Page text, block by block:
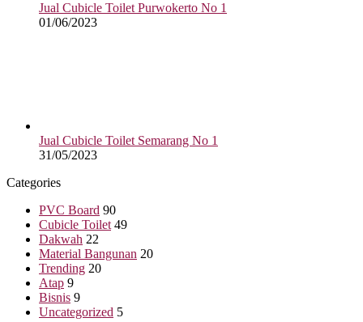
Jual Cubicle Toilet Purwokerto No 1
01/06/2023
Jual Cubicle Toilet Semarang No 1
31/05/2023
Categories
PVC Board 90
Cubicle Toilet 49
Dakwah 22
Material Bangunan 20
Trending 20
Atap 9
Bisnis 9
Uncategorized 5